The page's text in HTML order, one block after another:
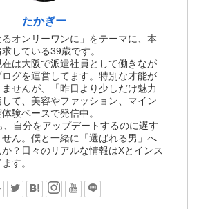
たかぎー
るオンリーワンに」をテーマに、本
している39歳です。
は大阪で派遣社員として働きなが
グを運営してます。特別な才能が
せんが、「昨日より少しだけ魅力
て、美容やファッション、マイン
験ベースで発信中。
自分をアップデートするのに遅す
ん。僕と一緒に「選ばれる男」へ
？日々のリアルな情報はXとインス
す。